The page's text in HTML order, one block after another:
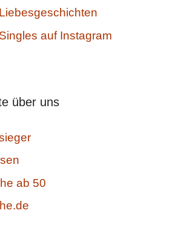
auf Instagram
über uns
ab 50